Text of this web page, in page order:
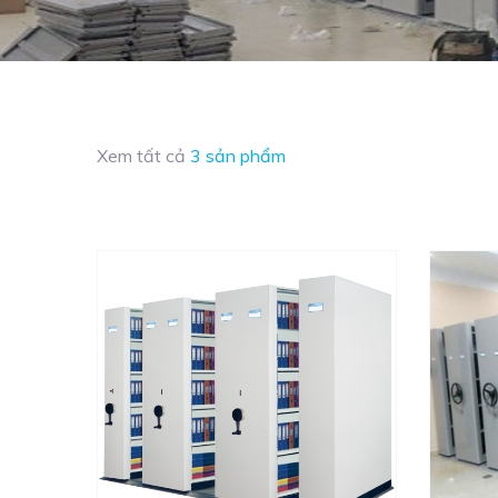
Xem tất cả 3 sản phẩm